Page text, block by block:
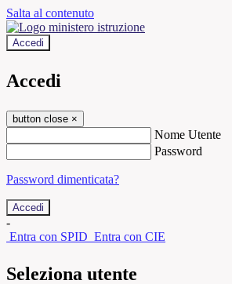
Salta al contenuto
Accedi
Accedi
button close ×
Nome Utente
Password
Password dimenticata?
-
Entra con SPID Entra con CIE
Seleziona utente